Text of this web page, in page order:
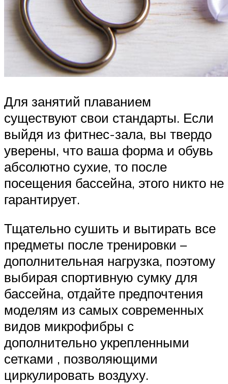
Для занятий плаванием
существуют свои стандарты. Если
выйдя из фитнес-зала, вы твердо
уверены, что ваша форма и обувь
абсолютно сухие, то после
посещения бассейна, этого никто не
гарантирует.
Тщательно сушить и вытирать все
предметы после тренировки –
дополнительная нагрузка, поэтому
выбирая спортивную сумку для
бассейна, отдайте предпочтения
моделям из самых современных
видов микрофибры с
дополнительно укрепленными
сетками , позволяющими
циркулировать воздуху.